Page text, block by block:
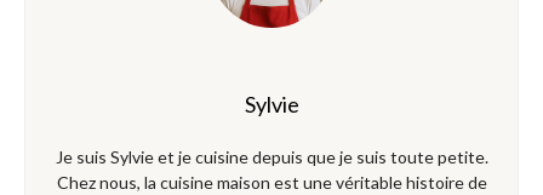
Sylvie
Je suis Sylvie et je cuisine depuis que je suis toute petite.
Chez nous, la cuisine maison est une véritable histoire de